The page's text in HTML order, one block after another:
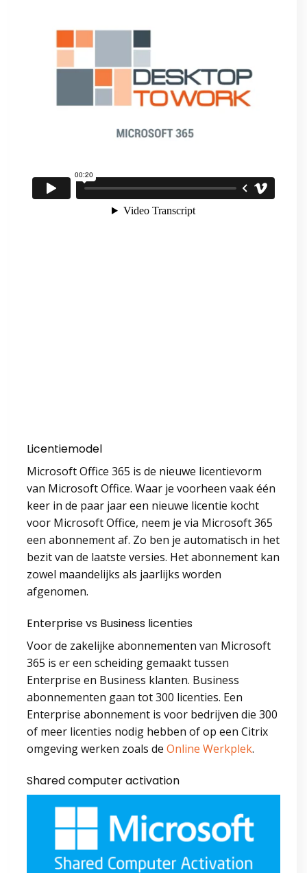
Licentiemodel
Microsoft Office 365 is de nieuwe licentievorm
van Microsoft Office. Waar je voorheen vaak één
keer in de paar jaar een nieuwe licentie kocht
voor Microsoft Office, neem je via Microsoft 365
een abonnement af. Zo ben je automatisch in het
bezit van de laatste versies. Het abonnement kan
zowel maandelijks als jaarlijks worden
afgenomen.
Enterprise vs Business licenties
Voor de zakelijke abonnementen van Microsoft
365 is er een scheiding gemaakt tussen
Enterprise en Business klanten. Business
abonnementen gaan tot 300 licenties. Een
Enterprise abonnement is voor bedrijven die 300
of meer licenties nodig hebben of op een Citrix
omgeving werken zoals de Online Werkplek.
Shared computer activation